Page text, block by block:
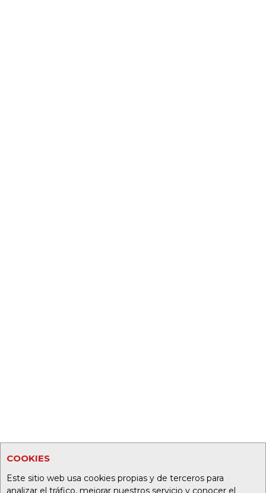
COOKIES
Este sitio web usa cookies propias y de terceros para
analizar el tráfico, mejorar nuestros servicio y conocer el